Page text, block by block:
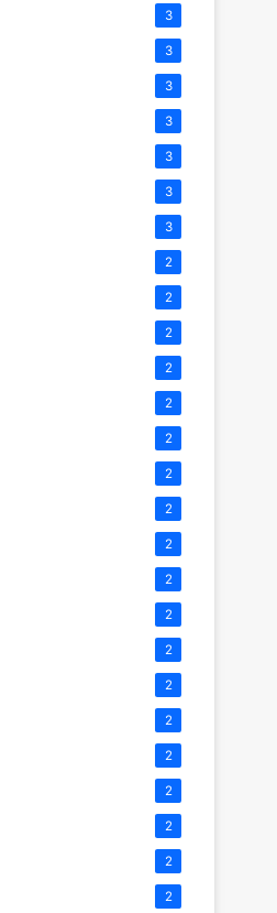
3
3
3
3
3
3
3
2
2
2
2
2
2
2
2
2
2
2
2
2
2
2
2
2
2
2